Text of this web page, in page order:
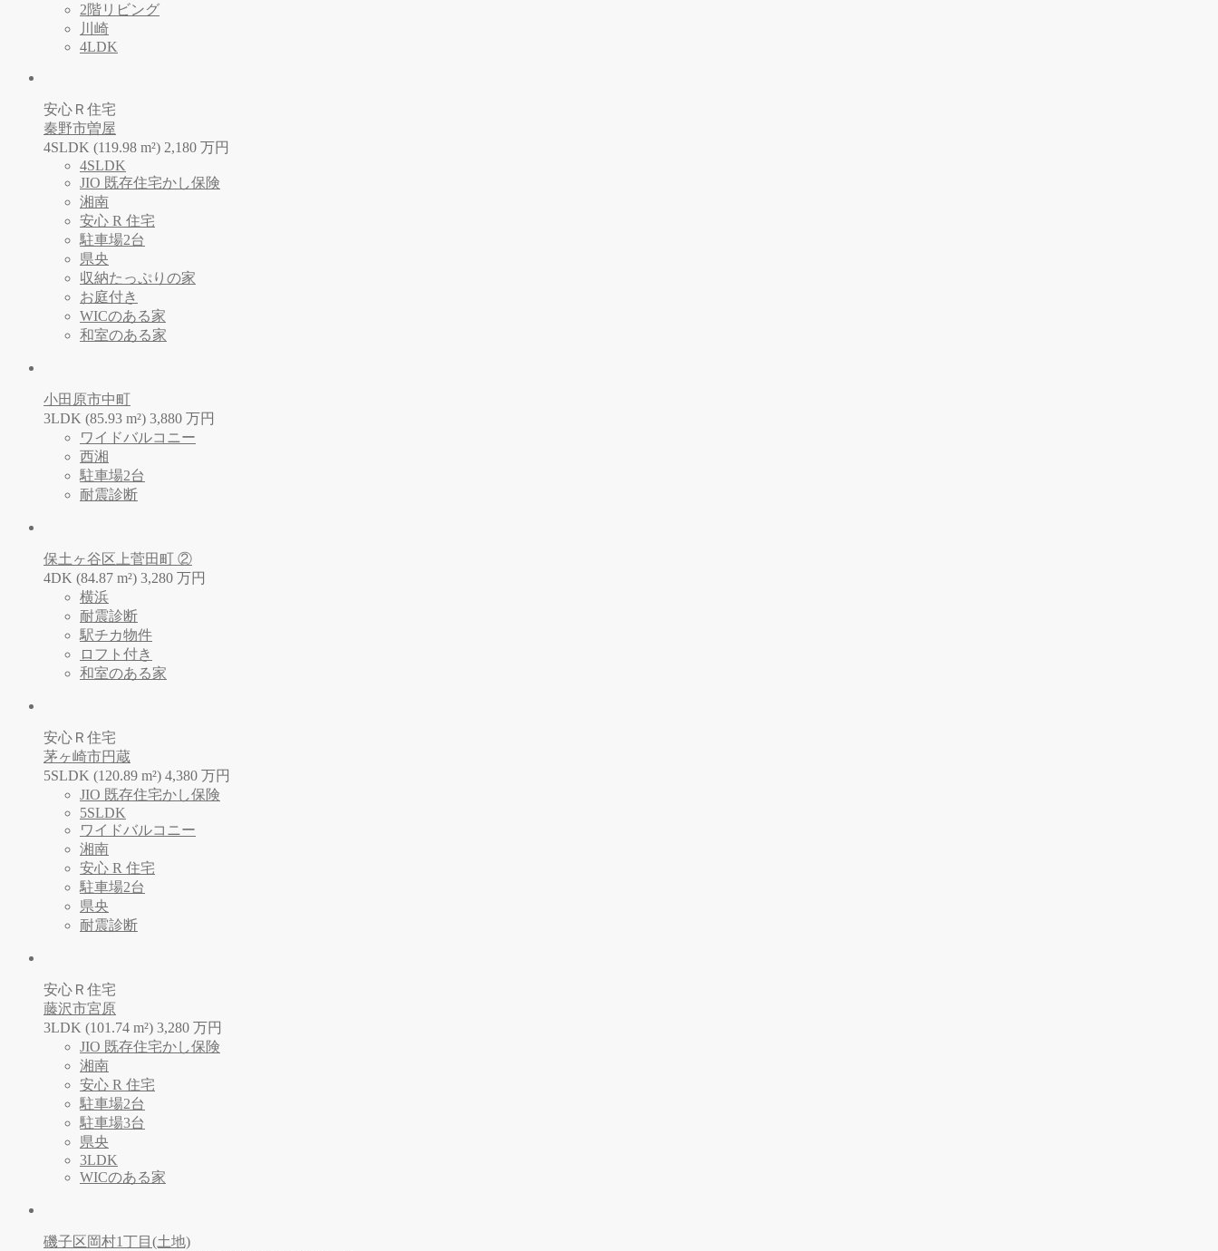
2階リビング
川崎
4LDK
安心Ｒ住宅
秦野市曽屋
4SLDK (119.98 m²) 2,180 万円
4SLDK
JIO 既存住宅かし保険
湘南
安心 R 住宅
駐車場2台
県央
収納たっぷりの家
お庭付き
WICのある家
和室のある家
小田原市中町
3LDK (85.93 m²) 3,880 万円
ワイドバルコニー
西湘
駐車場2台
耐震診断
保土ヶ谷区上菅田町 ②
4DK (84.87 m²) 3,280 万円
横浜
耐震診断
駅チカ物件
ロフト付き
和室のある家
安心Ｒ住宅
茅ヶ崎市円蔵
5SLDK (120.89 m²) 4,380 万円
JIO 既存住宅かし保険
5SLDK
ワイドバルコニー
湘南
安心 R 住宅
駐車場2台
県央
耐震診断
安心Ｒ住宅
藤沢市宮原
3LDK (101.74 m²) 3,280 万円
JIO 既存住宅かし保険
湘南
安心 R 住宅
駐車場2台
駐車場3台
県央
3LDK
WICのある家
磯子区岡村1丁目(土地)